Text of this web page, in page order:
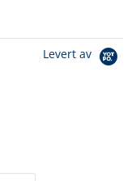
Levert av